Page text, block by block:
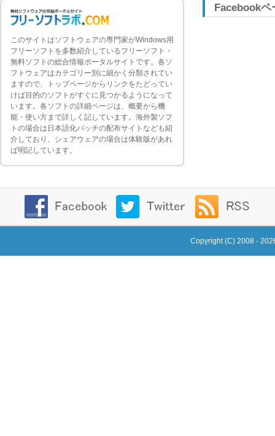
このサイトはソフトウェアの専門家がWindows用
フリーソフトを多数紹介しているフリーソフト・
無料ソフトの総合情報ポータルサイトです。各ソ
フトウェアはカテゴリー別に細かく分類されてい
ますので、トップページからリンクをたどってい
けば目的のソフトがすぐに見つかるようになって
います。各ソフトの詳細ページは、概要から機
能・使い方まで詳しく記しています。海外製ソフ
トの場合は日本語化パッチの配布サイトなども紹
介しており、シェアウェアの場合は体験版があれ
ば明記しています。
Facebookペ
Copyright (C) 2008 -